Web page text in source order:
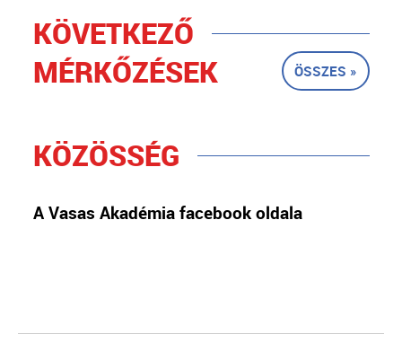
KÖVETKEZŐ
MÉRKŐZÉSEK
ÖSSZES »
KÖZÖSSÉG
A Vasas Akadémia facebook oldala